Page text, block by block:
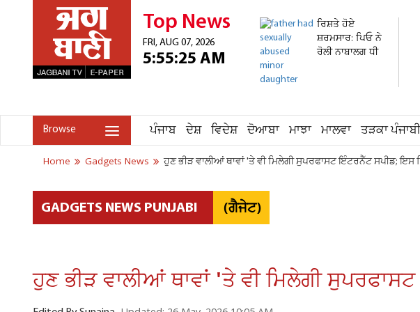
Top News
FRI, AUG 07, 2026
5:55:25 AM
ਰਿਸ਼ਤੇ ਹੋਏ
ਸ਼ਰਮਸਾਰ: ਪਿਓ ਨੇ
ਰੋਲੀ ਨਾਬਾਲਗ ਧੀ
Browse ਪੰਜਾਬ ਦੇਸ਼ ਵਿਦੇਸ਼ ਦੋਆਬਾ ਮਾਝਾ ਮਾਲਵਾ ਤੜਕਾ ਪੰਜਾਬੀ
Home Gadgets News ਹੁਣ ਭੀੜ ਵਾਲੀਆਂ ਥਾਵਾਂ 'ਤੇ ਵੀ ਮਿਲੇਗੀ ਸੁਪਰਫਾਸਟ ਇੰਟਰਨੈੱਟ ਸਪੀਡ; ਇਸ
GADGETS NEWS PUNJABI (ਗੈਜੇਟ)
ਹੁਣ ਭੀੜ ਵਾਲੀਆਂ ਥਾਵਾਂ 'ਤੇ ਵੀ ਮਿਲੇਗੀ